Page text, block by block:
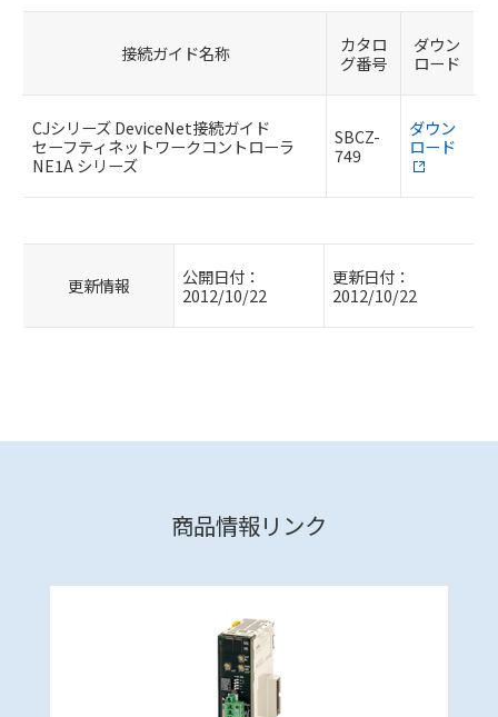
接続ガイド名称
カタロ
グ番号
ダウン
ロード
CJシリーズ DeviceNet接続ガイド
セーフティネットワークコントローラ
NE1A シリーズ
SBCZ-
749
ダウン
ロード
更新情報
公開日付：
2012/10/22
更新日付：
2012/10/22
商品情報リンク